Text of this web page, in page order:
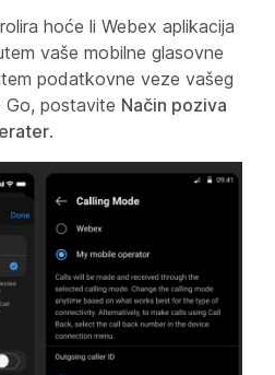
hoće li Webex aplikacija
vaše mobilne glasovne
podatkovne veze vašeg
Go, postavite Način poziva
.